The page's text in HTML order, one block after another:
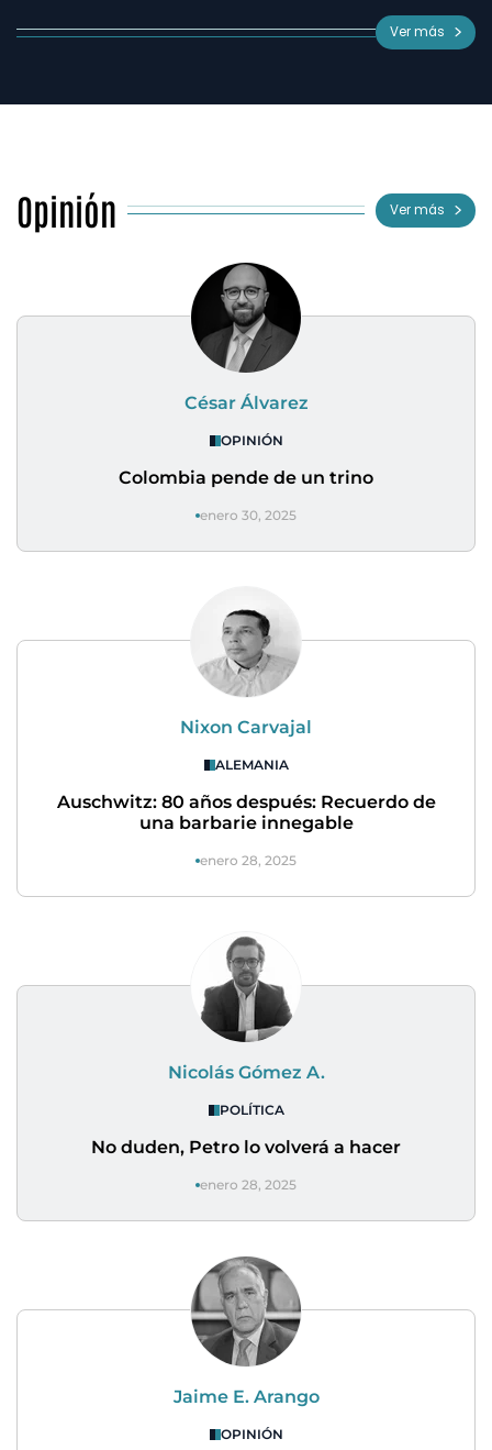
Ver más
Opinión Ver más
César Álvarez
OPINIÓN
Colombia pende de un trino
enero 30, 2025
Nixon Carvajal
ALEMANIA
Auschwitz: 80 años después: Recuerdo de
una barbarie innegable
enero 28, 2025
Nicolás Gómez A.
POLÍTICA
No duden, Petro lo volverá a hacer
enero 28, 2025
Jaime E. Arango
OPINIÓN